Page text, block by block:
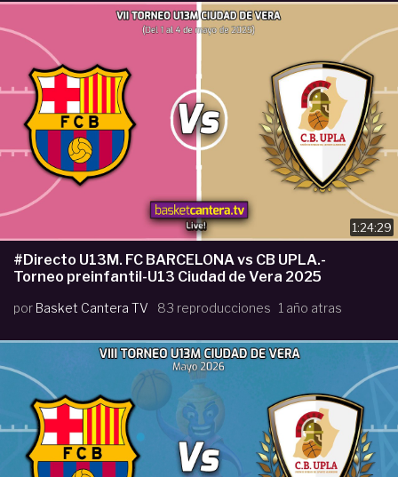
1:24:29
#Directo U13M. FC BARCELONA vs CB UPLA.-
Torneo preinfantil-U13 Ciudad de Vera 2025
por Basket Cantera TV 83 reproducciones 1 año atras